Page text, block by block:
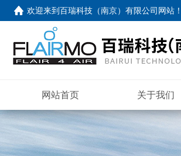
欢迎来到百瑞科技（南京）有限公司网站 ！
网站首页 关于我们